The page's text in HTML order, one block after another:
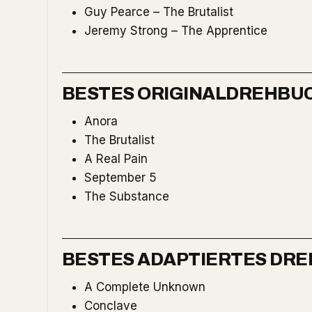
Guy Pearce – The Brutalist
Jeremy Strong – The Apprentice
BESTES
Anora
The Brutalist
A Real Pain
September 5
The Substance
BESTES ADAPTIERTES
A Complete Unknown
Conclave